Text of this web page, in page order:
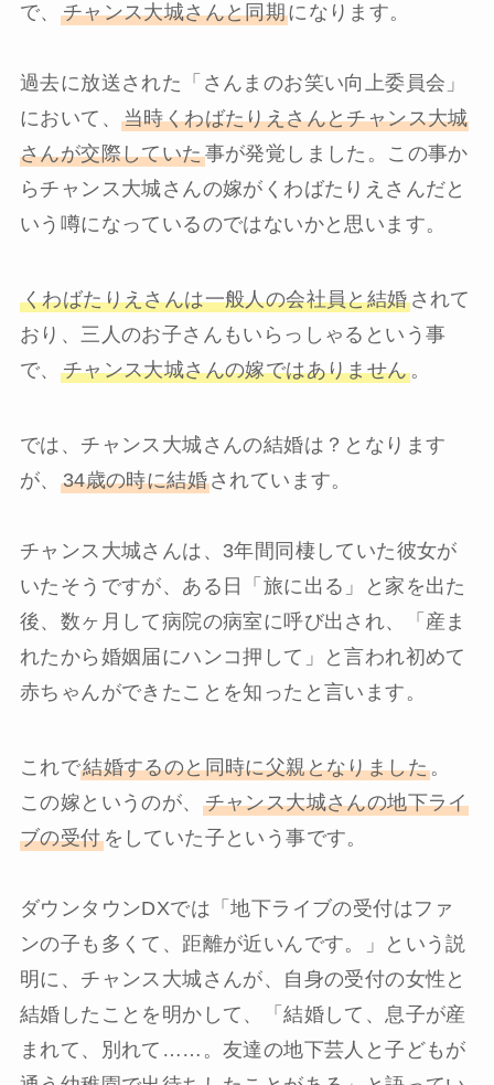
で、 チャンス大城さんと同期になります。
過去に放送された「さんまのお笑い向上委員会」
において、 当時くわばたりえさんとチャンス大城
さんが交際していた事が発覚しました。この事か
らチャンス大城さんの嫁がくわばたりえさんだと
いう噂になっているのではないかと思います。
くわばたりえさんは一般人の会社員と結婚されて
おり、三人のお子さんもいらっしゃるという事
で、 チャンス大城さんの嫁ではありません。
では、チャンス大城さんの結婚は？となります
が、 34歳の時に結婚されています。
チャンス大城さんは、3年間同棲していた彼女が
いたそうですが、ある日「旅に出る」と家を出た
後、数ヶ月して病院の病室に呼び出され、「産ま
れたから婚姻届にハンコ押して」と言われ初めて
赤ちゃんができたことを知ったと言います。
これで結婚するのと同時に父親となりました。
この嫁というのが、 チャンス大城さんの地下ライ
ブの受付をしていた子という事です。
ダウンタウンDXでは「地下ライブの受付はファ
ンの子も多くて、距離が近いんです。」という説
明に、チャンス大城さんが、自身の受付の女性と
結婚したことを明かして、「結婚して、息子が産
まれて、別れて……。友達の地下芸人と子どもが